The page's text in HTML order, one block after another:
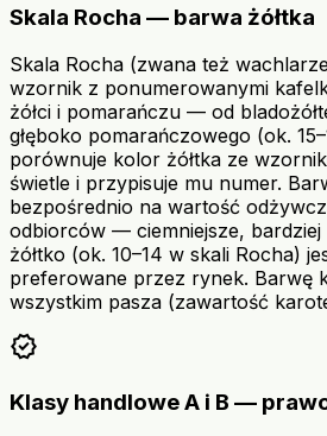
Skala Rocha — barwa żółtka
Skala Rocha (zwana też
wzornik z ponumerowanymi
żółci i pomarańczu — od
głęboko pomarańczowego (ok.
porównuje kolor żółtka ze
świetle i przypisuje mu numer.
bezpośrednio na wartość
odbiorców — ciemniejsze,
żółtko (ok. 10–14 w skali Rocha)
preferowane przez rynek. Barwę
wszystkim pasza (zawartość
verified
Klasy handlowe A i B —